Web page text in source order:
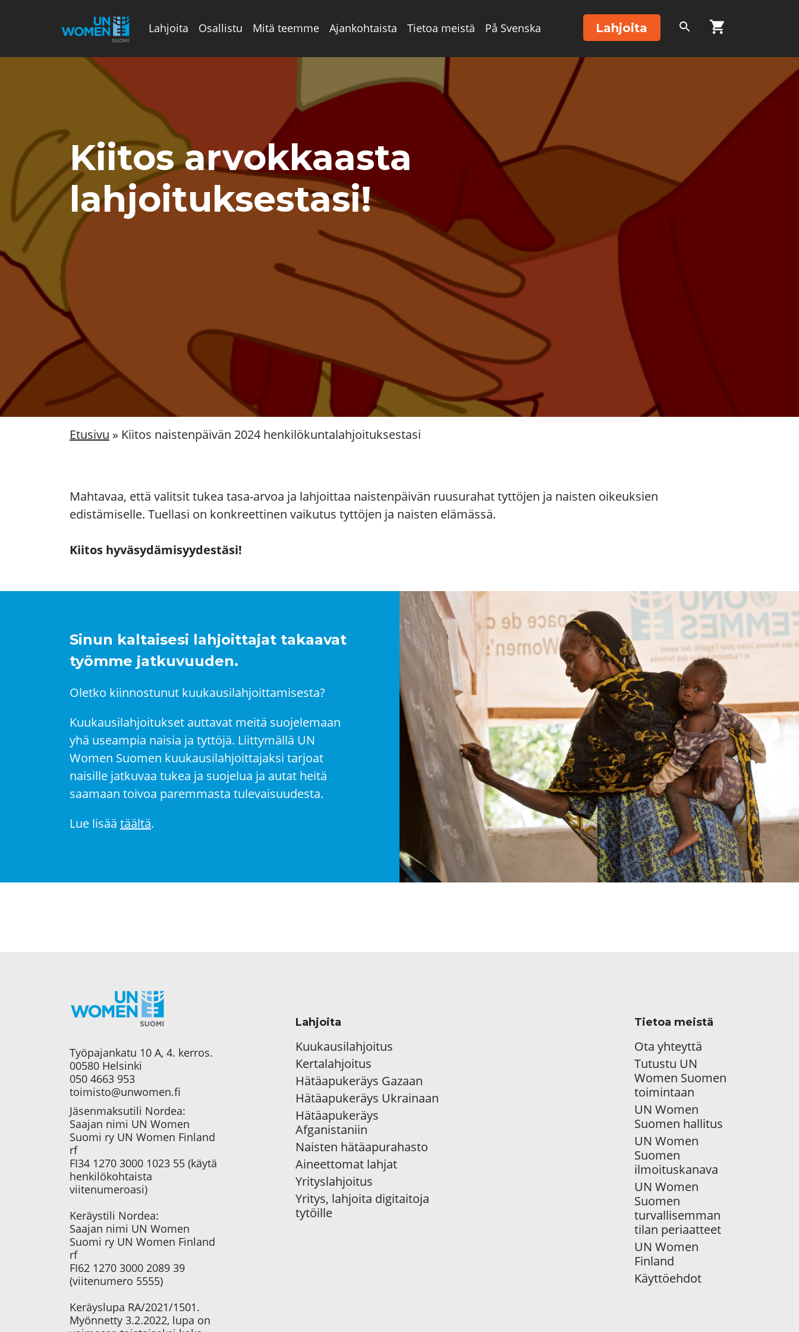
Lahjoita Osallistu Mitä teemme Ajankohtaista Tietoa meistä På Svenska Lahjoita
Kiitos arvokkaasta
lahjoituksestasi!
Etusivu » Kiitos naistenpäivän 2024 henkilökuntalahjoituksestasi
Mahtavaa, että valitsit tukea tasa-arvoa ja lahjoittaa naistenpäivän ruusurahat tyttöjen ja naisten oikeuksien
edistämiselle. Tuellasi on konkreettinen vaikutus tyttöjen ja naisten elämässä.
Kiitos hyväsydämisyydestäsi!
Sinun kaltaisesi lahjoittajat takaavat
työmme jatkuvuuden.
Oletko kiinnostunut kuukausilahjoittamisesta?
Kuukausilahjoitukset auttavat meitä suojelemaan
yhä useampia naisia ja tyttöjä. Liittymällä UN
Women Suomen kuukausilahjoittajaksi tarjoat
naisille jatkuvaa tukea ja suojelua ja autat heitä
saamaan toivoa paremmasta tulevaisuudesta.
Lue lisää täältä.
Työpajankatu 10 A, 4. kerros.
00580 Helsinki
050 4663 953
toimisto@unwomen.fi
Jäsenmaksutili Nordea:
Saajan nimi UN Women
Suomi ry UN Women Finland
rf
FI34 1270 3000 1023 55 (käytä
henkilökohtaista
viitenumeroasi)
Keräystili Nordea:
Saajan nimi UN Women
Suomi ry UN Women Finland
rf
FI62 1270 3000 2089 39
(viitenumero 5555)
Keräyslupa RA/2021/1501.
Myönnetty 3.2.2022, lupa on
Lahjoita
Kuukausilahjoitus
Kertalahjoitus
Hätäapukeräys Gazaan
Hätäapukeräys Ukrainaan
Hätäapukeräys
Afganistaniin
Naisten hätäapurahasto
Aineettomat lahjat
Yrityslahjoitus
Yritys, lahjoita digitaitoja
tytöille
Tietoa meistä
Ota yhteyttä
Tutustu UN
Women Suomen
toimintaan
UN Women
Suomen hallitus
UN Women
Suomen
ilmoituskanava
UN Women
Suomen
turvallisemman
tilan periaatteet
UN Women
Finland
Käyttöehdot